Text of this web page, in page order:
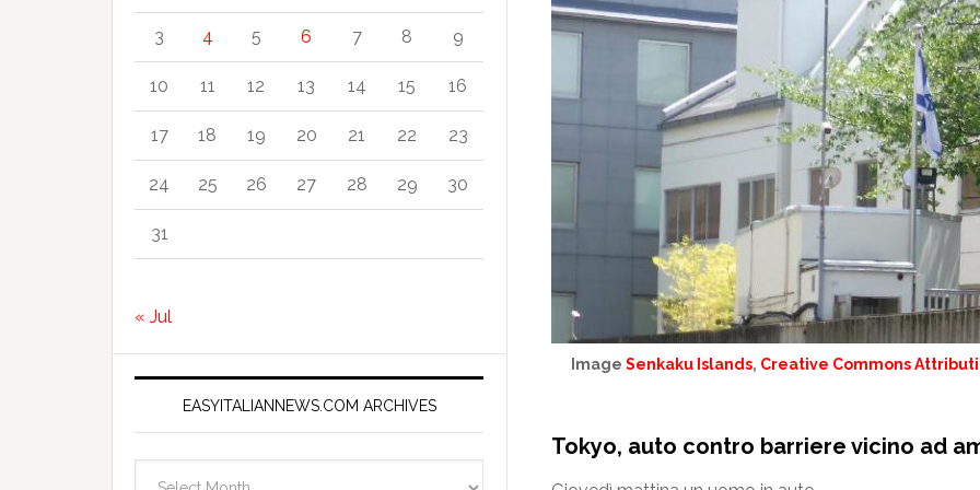
Image Senkaku Islands, Creative Commons
Tokyo, auto contro barriere vicino ad
3 4 5 6 7 8 9
10 11 12 13 14 15 16
17 18 19 20 21 22 23
24 25 26 27 28 29 30
31
« Jul
EASYITALIANNEWS.COM ARCHIVES